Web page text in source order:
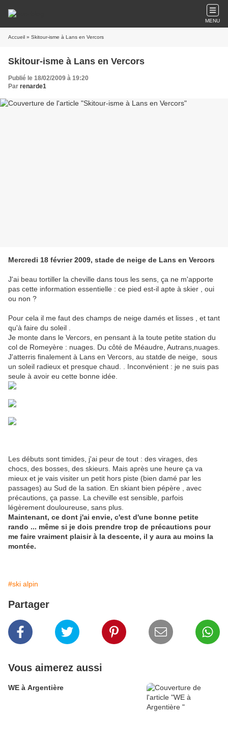
MENU
Accueil » Skitour-isme à Lans en Vercors
Skitour-isme à Lans en Vercors
Publié le 18/02/2009 à 19:20
Par renarde1
Mercredi 18 février 2009, stade de neige de Lans en Vercors
J'ai beau tortiller la cheville dans tous les sens, ça ne m'apporte
pas cette information essentielle : ce pied est-il apte à skier , oui
ou non ?
Pour cela il me faut des champs de neige damés et lisses , et tant
qu'à faire du soleil .
Je monte dans le Vercors, en pensant à la toute petite station du
col de Romeyère : nuages. Du côté de Méaudre, Autrans,nuages.
J'atterris finalement à Lans en Vercors, au statde de neige, sous
un soleil radieux et presque chaud. . Inconvénient : je ne suis pas
seule à avoir eu cette bonne idée.
Les débuts sont timides, j'ai peur de tout : des virages, des
chocs, des bosses, des skieurs. Mais après une heure ça va
mieux et je vais visiter un petit hors piste (bien damé par les
passages) au Sud de la sation. En skiant bien pépère , avec
précautions, ça passe. La cheville est sensible, parfois
légèrement douloureuse, sans plus.
Maintenant, ce dont j'ai envie, c'est d'une bonne petite
rando ... même si je dois prendre trop de précautions pour
me faire vraiment plaisir à la descente, il y aura au moins la
montée.
#ski alpin
Partager
Vous aimerez aussi
WE à Argentière